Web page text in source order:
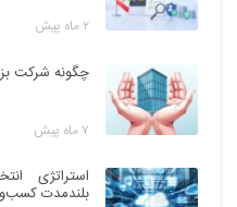
۲ ماه پیش
چگونه شرکت
۷ ماه پیش
استراتژی
بلندمدت